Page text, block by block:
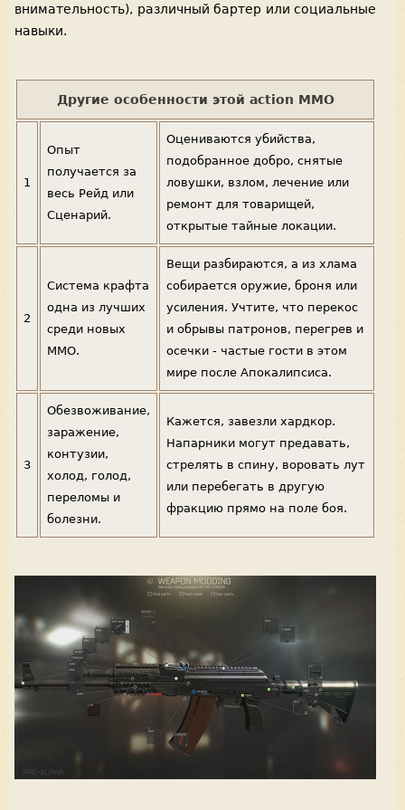
внимательность), различный бартер или социальные
навыки.
Другие особенности этой action MMO
1
Опыт
получается за
весь Рейд или
Сценарий.
Оцениваются убийства,
подобранное добро, снятые
ловушки, взлом, лечение или
ремонт для товарищей,
открытые тайные локации.
2
Система крафта
одна из лучших
среди новых
ММО.
Вещи разбираются, а из хлама
собирается оружие, броня или
усиления. Учтите, что перекос
и обрывы патронов, перегрев и
осечки - частые гости в этом
мире после Апокалипсиса.
3
Обезвоживание,
заражение,
контузии,
холод, голод,
переломы и
болезни.
Кажется, завезли хардкор.
Напарники могут предавать,
стрелять в спину, воровать лут
или перебегать в другую
фракцию прямо на поле боя.